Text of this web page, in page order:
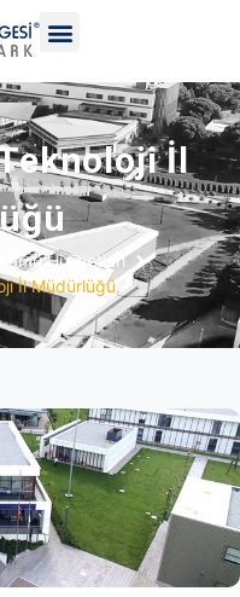
İl
Kamu Hizmetleri
İl Müdürlüğü